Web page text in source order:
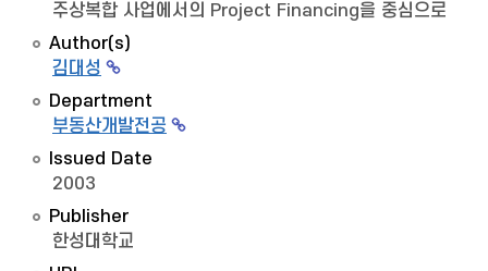
주상복합 사업에서의 Project Financing을 중심으로
Author(s)
김대성
Department
부동산개발전공
Issued Date
2003
Publisher
한성대학교